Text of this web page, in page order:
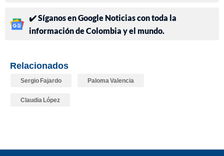
✔️ Síganos en Google Noticias con toda la
información de Colombia y el mundo.
Relacionados
Sergio Fajardo Paloma Valencia
Claudia López